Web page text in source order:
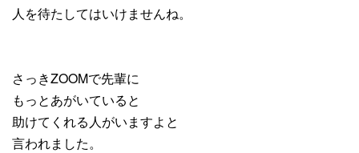
人を待たしてはいけませんね。
さっきZOOMで先輩に
もっとあがいていると
助けてくれる人がいますよと
言われました。